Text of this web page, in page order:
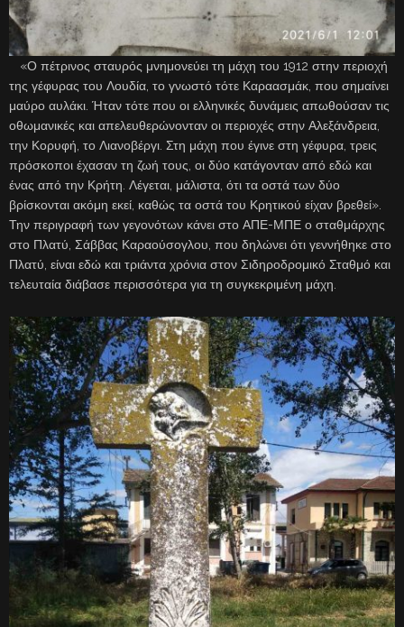
«Ο πέτρινος σταυρός μνημονεύει τη μάχη του 1912 στην περιοχή
της γέφυρας του Λουδία, το γνωστό τότε Καραασμάκ, που σημαίνει
μαύρο αυλάκι. Ήταν τότε που οι ελληνικές δυνάμεις απωθούσαν τις
οθωμανικές και απελευθερώνονταν οι περιοχές στην Αλεξάνδρεια,
την Κορυφή, το Λιανοβέργι. Στη μάχη που έγινε στη γέφυρα, τρεις
πρόσκοποι έχασαν τη ζωή τους, οι δύο κατάγονταν από εδώ και
ένας από την Κρήτη. Λέγεται, μάλιστα, ότι τα οστά των δύο
βρίσκονται ακόμη εκεί, καθώς τα οστά του Κρητικού είχαν βρεθεί».
Την περιγραφή των γεγονότων κάνει στο ΑΠΕ-ΜΠΕ ο σταθμάρχης
στο Πλατύ, Σάββας Καραούσογλου, που δηλώνει ότι γεννήθηκε στο
Πλατύ, είναι εδώ και τριάντα χρόνια στον Σιδηροδρομικό Σταθμό και
τελευταία διάβασε περισσότερα για τη συγκεκριμένη μάχη.